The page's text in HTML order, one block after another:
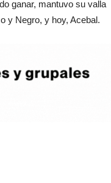
ganar, mantuvo su valla
y Negro, y hoy, Acebal.